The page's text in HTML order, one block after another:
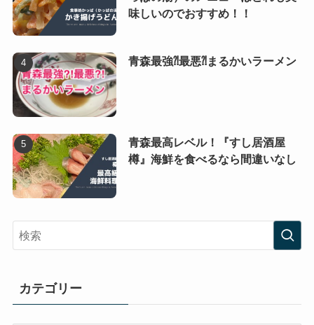
味しいのでおすすめ！！
青森最強⁈最悪⁈まるかいラーメン
青森最高レベル！『すし居酒屋
樽』海鮮を食べるなら間違いなし
カテゴリー